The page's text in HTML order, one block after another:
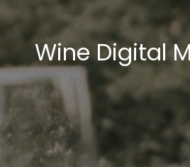
Wine Digital